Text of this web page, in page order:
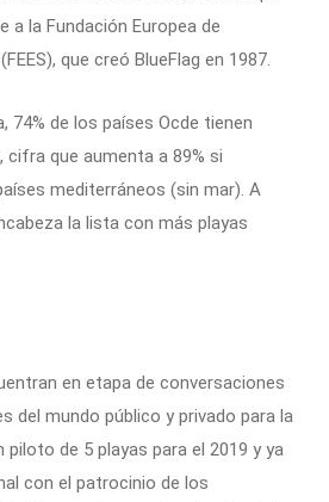
a la Fundación Europea de
que creó BlueFlag en 1987.
74% de los países Ocde tienen
cifra que aumenta a 89% si
mediterráneos (sin mar). A
la lista con más playas
en etapa de conversaciones
del mundo público y privado para la
de 5 playas para el 2019 y ya
con el patrocinio de los